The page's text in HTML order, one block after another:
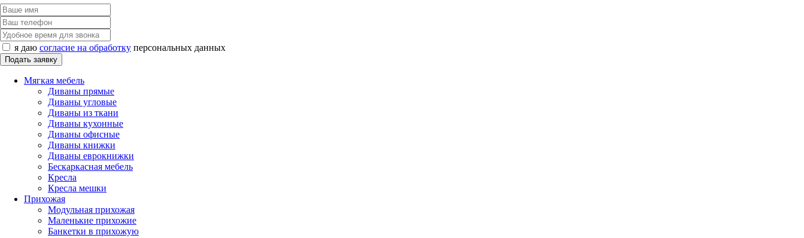
я даю согласие на обработку персональных данных
Мягкая мебель
Диваны прямые
Диваны угловые
Диваны из ткани
Диваны кухонные
Диваны офисные
Диваны книжки
Диваны еврокнижки
Бескаркасная мебель
Кресла
Кресла мешки
Прихожая
Модульная прихожая
Маленькие прихожие
Банкетки в прихожую